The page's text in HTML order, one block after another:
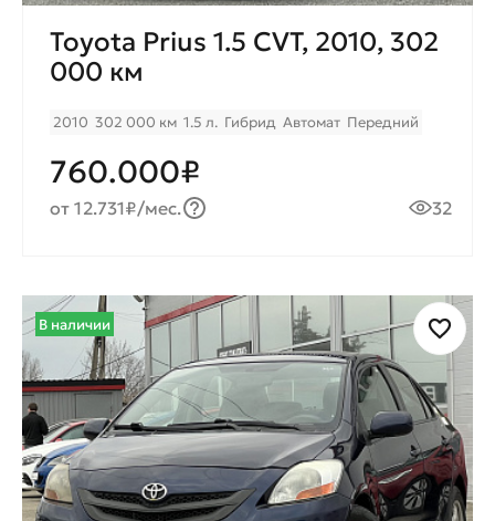
Toyota Prius 1.5 CVT, 2010, 302
000 км
2010 302 000 км 1.5 л. Гибрид Автомат Передний
760.000₽
от 12.731₽/мес. 32
В наличии